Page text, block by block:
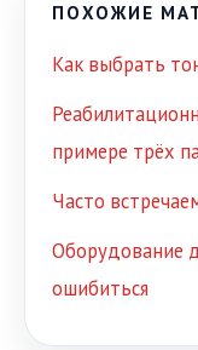
ПОХОЖИЕ
Как выбрать
примере трёх
Часто
Оборудование
ошибиться